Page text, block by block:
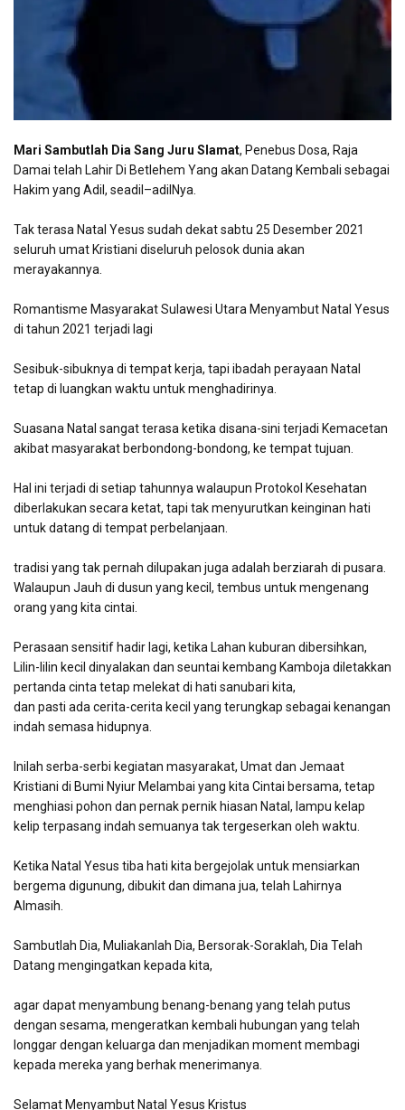
Mari Sambutlah Dia Sang Juru Slamat, Penebus Dosa, Raja
Damai telah Lahir Di Betlehem Yang akan Datang Kembali sebagai
Hakim yang Adil, seadil–adilNya.
Tak terasa Natal Yesus sudah dekat sabtu 25 Desember 2021
seluruh umat Kristiani diseluruh pelosok dunia akan
merayakannya.
Romantisme Masyarakat Sulawesi Utara Menyambut Natal Yesus
di tahun 2021 terjadi lagi
Sesibuk-sibuknya di tempat kerja, tapi ibadah perayaan Natal
tetap di luangkan waktu untuk menghadirinya.
Suasana Natal sangat terasa ketika disana-sini terjadi Kemacetan
akibat masyarakat berbondong-bondong, ke tempat tujuan.
Hal ini terjadi di setiap tahunnya walaupun Protokol Kesehatan
diberlakukan secara ketat, tapi tak menyurutkan keinginan hati
untuk datang di tempat perbelanjaan.
tradisi yang tak pernah dilupakan juga adalah berziarah di pusara.
Walaupun Jauh di dusun yang kecil, tembus untuk mengenang
orang yang kita cintai.
Perasaan sensitif hadir lagi, ketika Lahan kuburan dibersihkan,
Lilin-lilin kecil dinyalakan dan seuntai kembang Kamboja diletakkan
pertanda cinta tetap melekat di hati sanubari kita,
dan pasti ada cerita-cerita kecil yang terungkap sebagai kenangan
indah semasa hidupnya.
Inilah serba-serbi kegiatan masyarakat, Umat dan Jemaat
Kristiani di Bumi Nyiur Melambai yang kita Cintai bersama, tetap
menghiasi pohon dan pernak pernik hiasan Natal, lampu kelap
kelip terpasang indah semuanya tak tergeserkan oleh waktu.
Ketika Natal Yesus tiba hati kita bergejolak untuk mensiarkan
bergema digunung, dibukit dan dimana jua, telah Lahirnya
Almasih.
Sambutlah Dia, Muliakanlah Dia, Bersorak-Soraklah, Dia Telah
Datang mengingatkan kepada kita,
agar dapat menyambung benang-benang yang telah putus
dengan sesama, mengeratkan kembali hubungan yang telah
longgar dengan keluarga dan menjadikan moment membagi
kepada mereka yang berhak menerimanya.
Selamat Menyambut Natal Yesus Kristus